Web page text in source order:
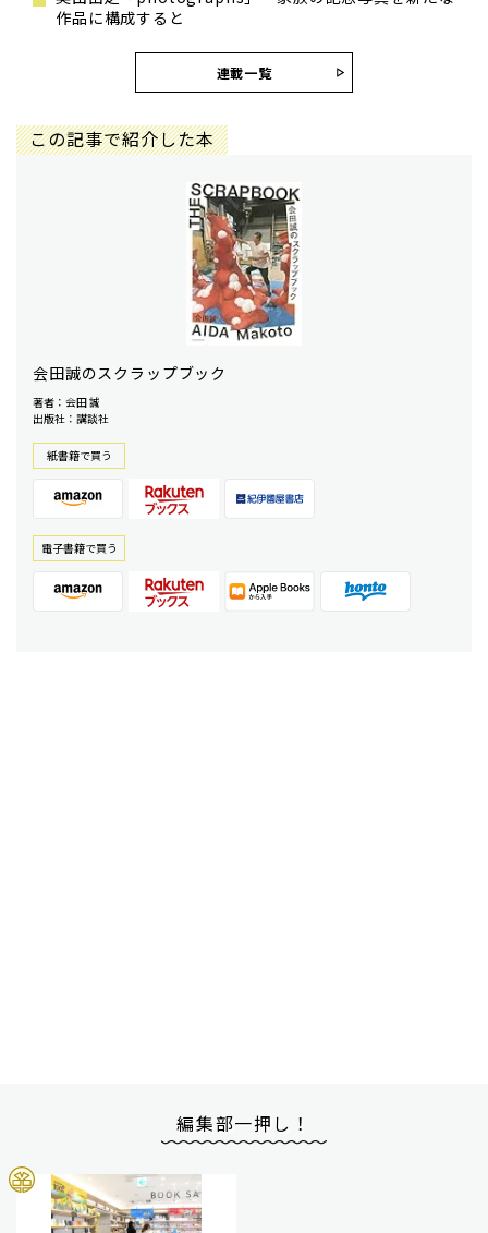
作品に構成すると
連載一覧
この記事で紹介した本
会田誠のスクラップブック
著者：会田 誠
出版社：講談社
紙書籍で買う
電⼦書籍で買う
編集部一押し！